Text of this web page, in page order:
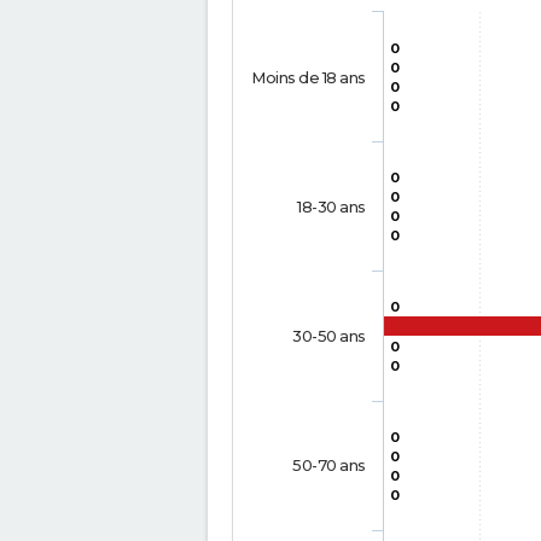
0
0
0
0
0
0
0
0
0
0
0
0
0
0
0
Moins de 18 ans
18-30 ans
30-50 ans
50-70 ans